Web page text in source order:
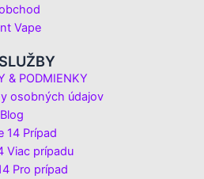
Vape
SLUŽBY
& PODMIENKY
osobných údajov
Blog
14 Prípad
Viac prípadu
Pro prípad